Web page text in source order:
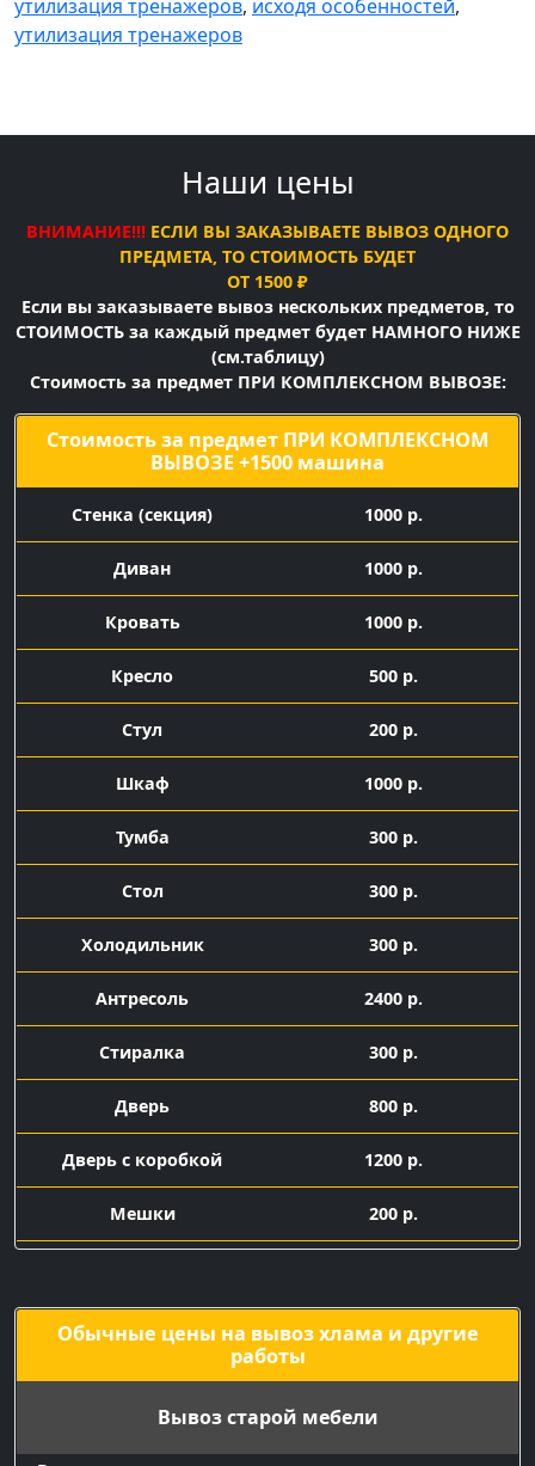
утилизация тренажеров, исходя особенностей,
утилизация тренажеров
Наши цены
ВНИМАНИЕ!!! ЕСЛИ ВЫ ЗАКАЗЫВАЕТЕ ВЫВОЗ ОДНОГО
ПРЕДМЕТА, ТО СТОИМОСТЬ БУДЕТ
ОТ 1500 ₽
Если вы заказываете вывоз нескольких предметов, то
СТОИМОСТЬ за каждый предмет будет НАМНОГО НИЖЕ
(см.таблицу)
Стоимость за предмет ПРИ КОМПЛЕКСНОМ ВЫВОЗЕ:
Стоимость за предмет ПРИ КОМПЛЕКСНОМ
ВЫВОЗЕ +1500 машина
Cтенка (секция) 1000 р.
Диван 1000 р.
Кровать 1000 р.
Кресло 500 р.
Стул 200 р.
Шкаф 1000 р.
Тумба 300 р.
Стол 300 р.
Холодильник 300 р.
Антресоль 2400 р.
Стиралка 300 р.
Дверь 800 р.
Дверь с коробкой 1200 р.
Мешки
200 р.
Подача машины с
Обычные цены на вывоз хлама и другие
работы
Вывоз старой мебели